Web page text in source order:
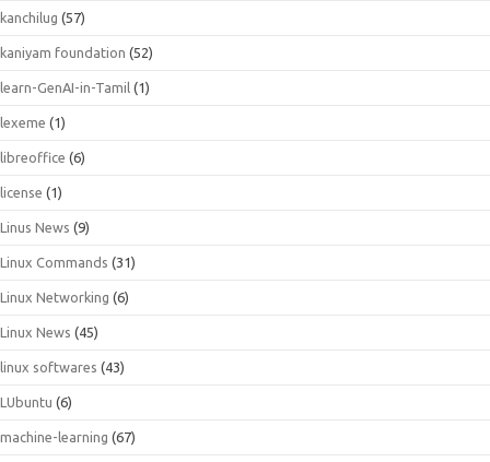
kanchilug (57)
kaniyam foundation (52)
learn-GenAI-in-Tamil (1)
lexeme (1)
libreoffice (6)
license (1)
Linus News (9)
Linux Commands (31)
Linux Networking (6)
Linux News (45)
linux softwares (43)
LUbuntu (6)
machine-learning (67)